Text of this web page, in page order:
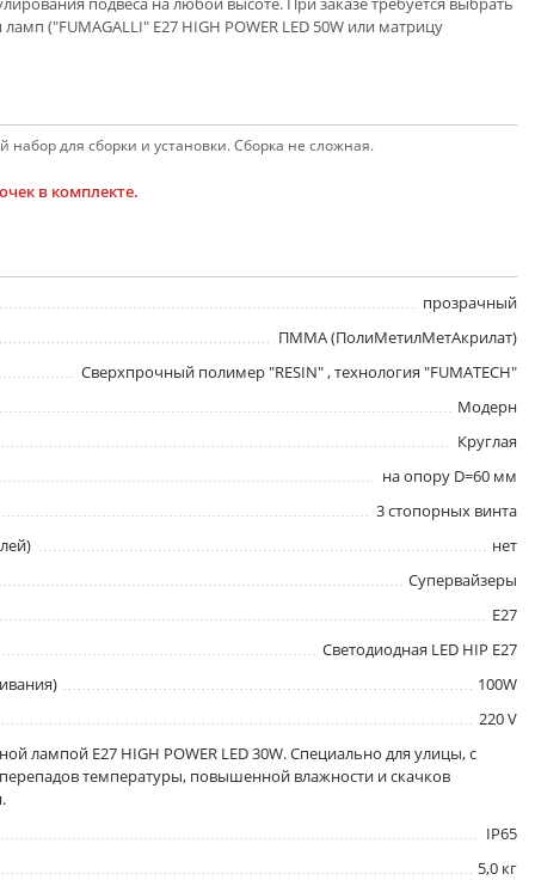
("FUMAGALLI" E27 HIGH POWER LED 50W или матрицу
набор для сборки и установки. Сборка не сложная.
в комплекте.
прозрачный
ПММА (ПолиМетилМетАкрилат)
Сверхпрочный полимер "RESIN" , технология "FUMATECH"
Модерн
Круглая
на опору D=60 мм
3 стопорных винта
нет
Супервайзеры
E27
Светодиодная LED HIP E27
100W
220 V
лампой E27 HIGH POWER LED 30W. Специально для улицы, с
температуры, повышенной влажности и скачков
IP65
5,0 кг